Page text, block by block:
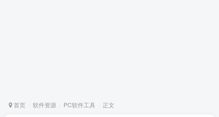
首页 软件资源 PC软件工具 正文